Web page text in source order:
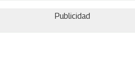
Publicidad